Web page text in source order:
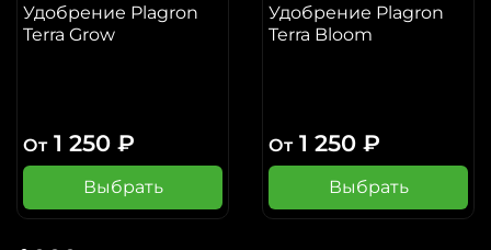
Удобрение Plagron
Terra Grow
От1 250 ₽
Выбрать
Удобрение Plagron
Terra Bloom
От1 250 ₽
Выбрать